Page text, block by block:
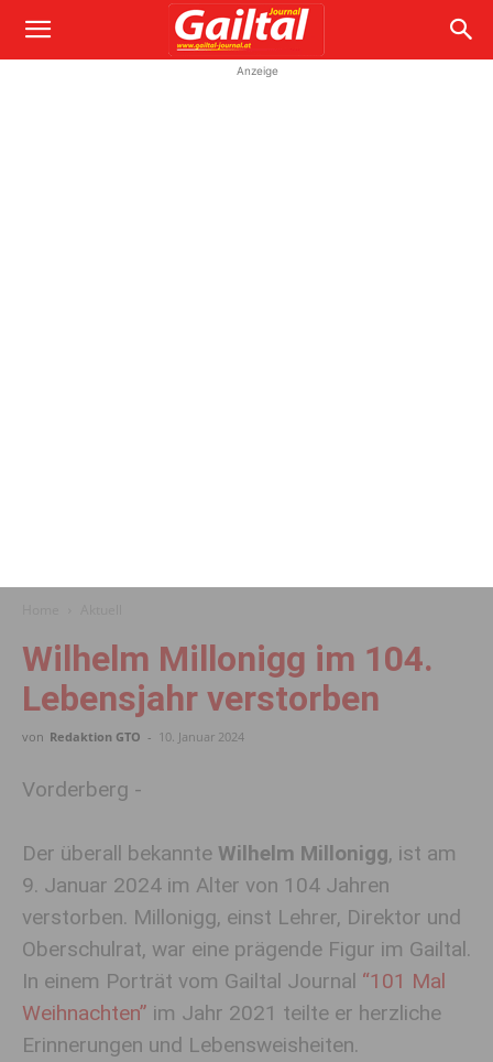
Anzeige
Wilhelm Millonigg im 104.
Lebensjahr verstorben
von Redaktion GTO - 10. Januar 2024
Vorderberg -
Der überall bekannte Wilhelm Millonigg, ist am
9. Januar 2024 im Alter von 104 Jahren
verstorben. Millonigg, einst Lehrer, Direktor und
Oberschulrat, war eine prägende Figur im Gailtal.
In einem Porträt vom Gailtal Journal “101 Mal
Weihnachten” im Jahr 2021 teilte er herzliche
Erinnerungen und Lebensweisheiten.